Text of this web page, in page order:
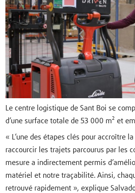
Le centre logistique de Sant Boi se
d’une surface totale de 53 000 m² et
« L’une des étapes clés pour accroître
raccourcir les trajets parcourus par les
mesure a indirectement permis
matériel et notre traçabilité. Ainsi,
retrouvé rapidement », explique